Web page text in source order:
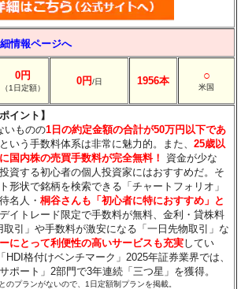
情報ページへ
0円
（1日定額）
0円/日 1956本 ○
米国
イント】
いものの1日の約定金額の合計が50万円以下であ
という手数料体系は非常に魅力的。また、25歳以
国内株の売買手数料が完全無料！
資金が少な
資する初心者の個人投資家にはおすすめだ。そ
形状で銘柄を検索できる「チャートフォリオ」
名人・桐谷さんも「初心者に特におすすめ」と
イトレード限定で手数料が無料、金利・貸株料
引」や手数料が激安になる「一日先物取引」な
にとって利便性の高いサービスも充実してい
HDI格付けベンチマーク」2025年証券業界では、
ポート」2部門で3年連続「三つ星」を獲得。
プランがないので、1日定額制プランを掲載。